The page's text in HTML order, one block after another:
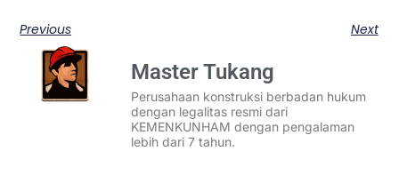
Previous Next
Master Tukang
Perusahaan konstruksi berbadan hukum
dengan legalitas resmi dari
KEMENKUNHAM dengan pengalaman
lebih dari 7 tahun.